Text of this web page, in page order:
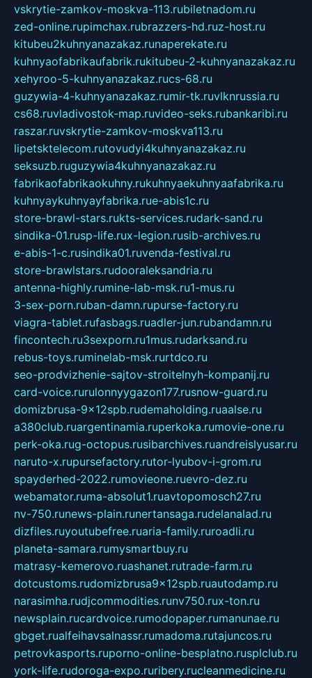
vskrytie-zamkov-moskva-113.rubiletnadom.ru
zed-online.rupimchax.rubrazzers-hd.ruz-host.ru
kitubeu2kuhnyanazakaz.runaperekate.ru
kuhnyaofabrikaufabrik.rukitubeu-2-kuhnyanazakaz.ru
xehyroo-5-kuhnyanazakaz.rucs-68.ru
guzywia-4-kuhnyanazakaz.rumir-tk.ruvlknrussia.ru
cs68.ruvladivostok-map.ruvideo-seks.rubankaribi.ru
raszar.ruvskrytie-zamkov-moskva113.ru
lipetsktelecom.rutovudyi4kuhnyanazakaz.ru
seksuzb.ruguzywia4kuhnyanazakaz.ru
fabrikaofabrikaokuhny.rukuhnyaekuhnyaafabrika.ru
kuhnyaykuhnyayfabrika.rue-abis1c.ru
store-brawl-stars.rukts-services.rudark-sand.ru
sindika-01.rusp-life.rux-legion.rusib-archives.ru
e-abis-1-c.rusindika01.ruvenda-festival.ru
store-brawlstars.rudooraleksandria.ru
antenna-highly.rumine-lab-msk.ru1-mus.ru
3-sex-porn.ruban-damn.rupurse-factory.ru
viagra-tablet.rufasbags.ruadler-jun.rubandamn.ru
fincontech.ru3sexporn.ru1mus.rudarksand.ru
rebus-toys.ruminelab-msk.rurtdco.ru
seo-prodvizhenie-sajtov-stroitelnyh-kompanij.ru
card-voice.rurulonnyygazon177.rusnow-guard.ru
domizbrusa-9x12spb.rudemaholding.ruaalse.ru
a380club.ruargentinamia.ruperkoka.rumovie-one.ru
perk-oka.rug-octopus.rusibarchives.ruandreislyusar.ru
naruto-x.rupursefactory.rutor-lyubov-i-grom.ru
spayderhed-2022.rumovieone.ruevro-dez.ru
webamator.ruma-absolut1.ruavtopomosch27.ru
nv-750.runews-plain.runertansaga.rudelanalad.ru
dizfiles.ruyoutubefree.ruaria-family.ruroadli.ru
planeta-samara.rumysmartbuy.ru
matrasy-kemerovo.ruashanet.rutrade-farm.ru
dotcustoms.rudomizbrusa9x12spb.ruautodamp.ru
narasimha.rudjcommodities.runv750.rux-ton.ru
newsplain.rucardvoice.rumodopaper.rumanunae.ru
gbget.rualfeihavsalnassr.rumadoma.rutajuncos.ru
petrovkasports.ruporno-online-besplatno.rusplclub.ru
york-life.rudoroga-expo.ruribery.rucleanmedicine.ru